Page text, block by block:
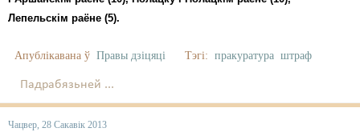
Лепельскім раёне (5).
Апублікавана ў Правы дзіцяці Тэгі: пракуратура штраф
Падрабязьней ...
Чацвер, 28 Сакавік 2013